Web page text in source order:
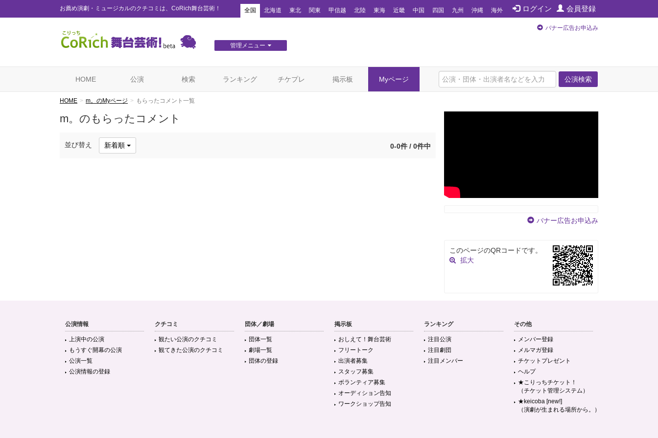
お薦め演劇・ミュージカルのクチコミは、CoRich舞台芸術！ ログイン 会員登録
全国 北海道 東北 関東 甲信越 北陸 東海 近畿 中国 四国 九州 沖縄 海外
管理メニュー
バナー広告お申込み
公演検索
HOME 公演 検索 ランキング チケプレ 掲示板 Myページ
HOME m。のMyページ もらったコメント一覧
m。のもらったコメント
並び替え 新着順 0-0件 / 0件中
バナー広告お申込み
このページのQRコードです。
拡大
公演情報
上演中の公演
もうすぐ開幕の公演
公演一覧
公演情報の登録
クチコミ
観たい公演のクチコミ
観てきた公演のクチコミ
団体／劇場
団体一覧
劇場一覧
団体の登録
掲示板
おしえて！舞台芸術
フリートーク
出演者募集
スタッフ募集
ボランティア募集
オーディション告知
ワークショップ告知
ランキング
注目公演
注目劇団
注目メンバー
その他
メンバー登録
メルマガ登録
チケットプレゼント
ヘルプ
★こりっちチケット！
（チケット管理システム）
★keicoba [new!]
（演劇が生まれる場所から。）